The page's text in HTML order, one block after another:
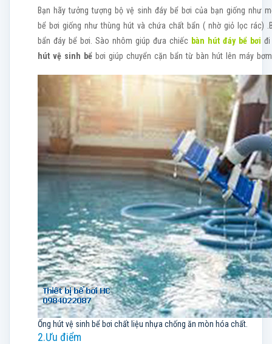
Bạn hãy tưởng tượng bộ vệ sinh đáy bể bơi của bạn giống như
bể bơi giống như thùng hút và chứa chất bẩn ( nhờ giỏ lọc rác)
bẩn đáy bể bơi. Sào nhôm giúp đưa chiếc bàn hút đáy bể bơi
hút vệ sinh bể bơi giúp chuyển cặn bẩn từ bàn hút lên máy
Ống hút vệ sinh bể bơi chất liệu nhựa chống ăn mòn hóa chất.
2.Ưu điểm